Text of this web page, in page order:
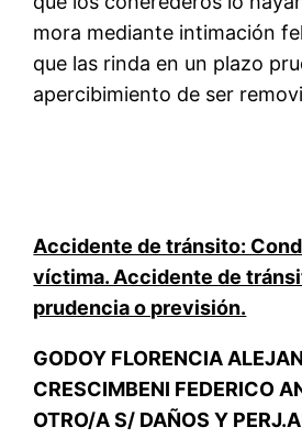
mora mediante intimación
que las rinda en un plazo
apercibimiento de ser
Accidente de tránsito:
víctima. Accidente de
prudencia o previsión.
GODOY FLORENCIA
CRESCIMBENI FEDERICO
OTRO/A S/ DAÑOS Y